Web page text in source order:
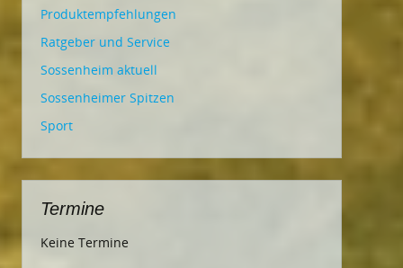
Produktempfehlungen
Ratgeber und Service
Sossenheim aktuell
Sossenheimer Spitzen
Sport
Termine
Keine Termine